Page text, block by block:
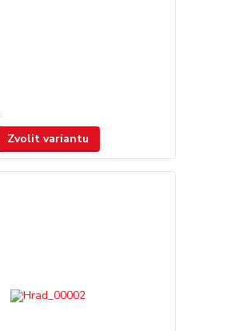
Zvolit variantu